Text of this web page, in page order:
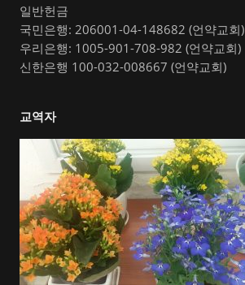
일반헌금
국민은행: 206001-04-148682 (언약교회)
우리은행: 1005-901-708-982 (언약교회)
신한은행 100-032-008667 (언약교회)
교역자